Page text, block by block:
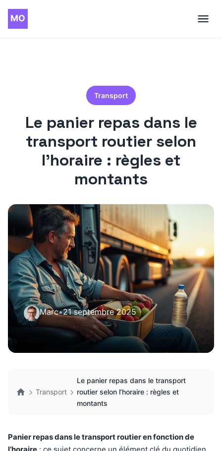
Transport
Le panier repas dans le
transport routier selon
l’horaire : règles et
montants
Marc•21 septembre 2025
Transport
Le panier repas dans le transport
routier selon l’horaire : règles et
montants
Panier repas dans le transport routier en fonction de